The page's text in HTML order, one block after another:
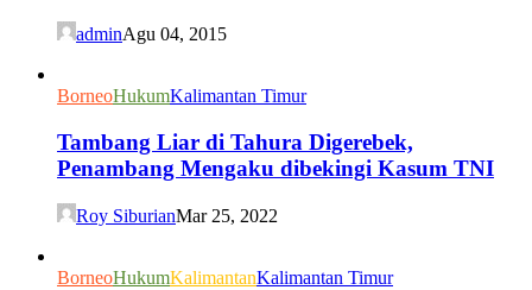
adminAgu 04, 2015
BorneoHukumKalimantan Timur
Tambang Liar di Tahura Digerebek,
Penambang Mengaku dibekingi Kasum TNI
Roy SiburianMar 25, 2022
BorneoHukumKalimantanKalimantan Timur